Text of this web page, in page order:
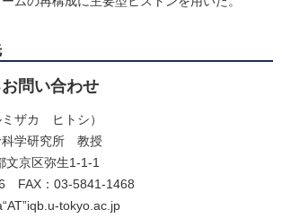
問い合わせ
ザカ ヒトシ）
学研究所 教授
京区弥生1-1-1
FAX：03-5841-1468
tokyo.ac.jp